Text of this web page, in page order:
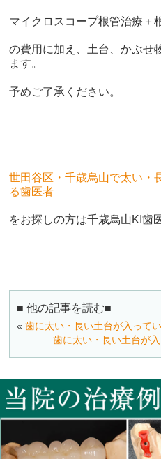
マイクロスコープ根管治療＋
の費用に加え、土台、かぶせ
ます。
予めご了承ください。
世田谷区・千歳烏山で太い・
る歯医者
をお探しの方は千歳烏山KI歯
■ 他の記事を読む■
«歯に太い・長い土台が入って
歯に太い・長い土台が